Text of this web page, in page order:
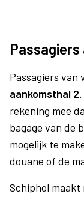
Passagiers
Passagiers van
aankomsthal 2.
rekening mee
bagage van de
mogelijk te
douane of de
Schiphol